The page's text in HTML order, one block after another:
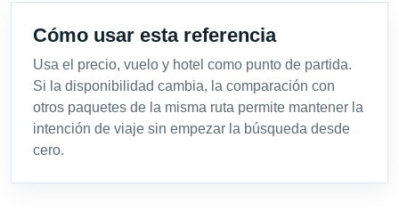
Cómo usar esta referencia
Usa el precio, vuelo y hotel como punto de partida.
Si la disponibilidad cambia, la comparación con
otros paquetes de la misma ruta permite mantener la
intención de viaje sin empezar la búsqueda desde
cero.